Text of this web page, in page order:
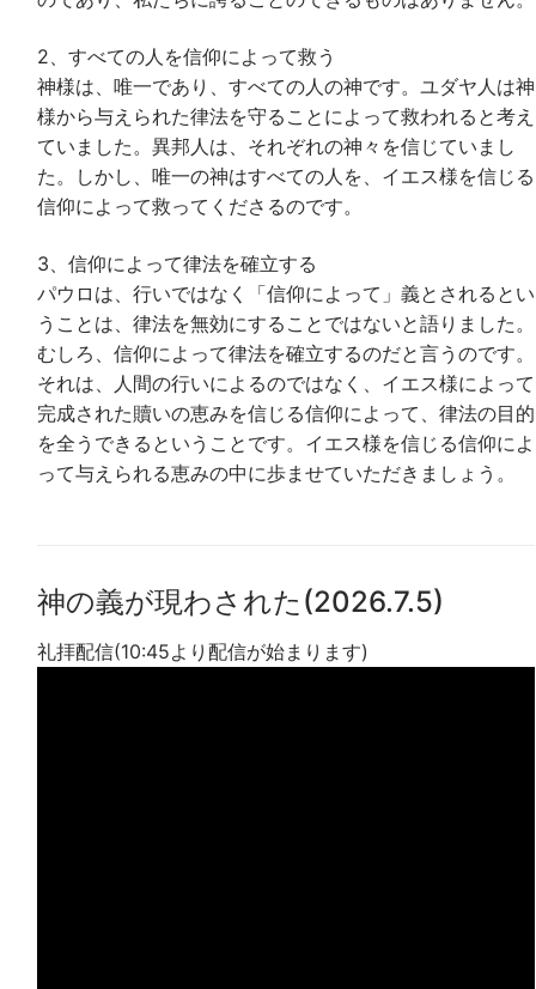
2、すべての人を信仰によって救う
神様は、唯一であり、すべての人の神です。ユダヤ人は神
様から与えられた律法を守ることによって救われると考え
ていました。異邦人は、それぞれの神々を信じていまし
た。しかし、唯一の神はすべての人を、イエス様を信じる
信仰によって救ってくださるのです。
3、信仰によって律法を確立する
パウロは、行いではなく「信仰によって」義とされるとい
うことは、律法を無効にすることではないと語りました。
むしろ、信仰によって律法を確立するのだと言うのです。
それは、人間の行いによるのではなく、イエス様によって
完成された贖いの恵みを信じる信仰によって、律法の目的
を全うできるということです。イエス様を信じる信仰によ
って与えられる恵みの中に歩ませていただきましょう。
神の義が現わされた(2026.7.5)
礼拝配信(10:45より配信が始まります)